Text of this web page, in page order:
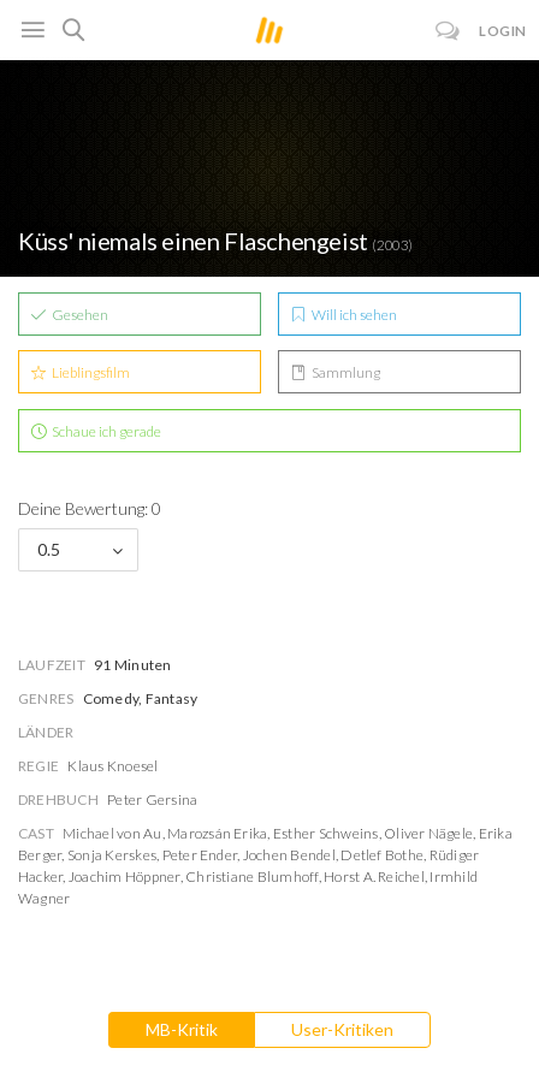
LOGIN
Küss' niemals einen Flaschengeist (2003)
Gesehen Will ich sehen
Lieblingsfilm Sammlung
Schaue ich gerade
Deine Bewertung: 0
0.5
LAUFZEIT 91 Minuten
GENRES Comedy, Fantasy
LÄNDER
REGIE Klaus Knoesel
DREHBUCH Peter Gersina
CAST Michael von Au, Marozsán Erika, Esther Schweins, Oliver Nägele, Erika
Berger, Sonja Kerskes, Peter Ender, Jochen Bendel, Detlef Bothe, Rüdiger
Hacker, Joachim Höppner, Christiane Blumhoff, Horst A. Reichel, Irmhild
Wagner
MB-Kritik User-Kritiken